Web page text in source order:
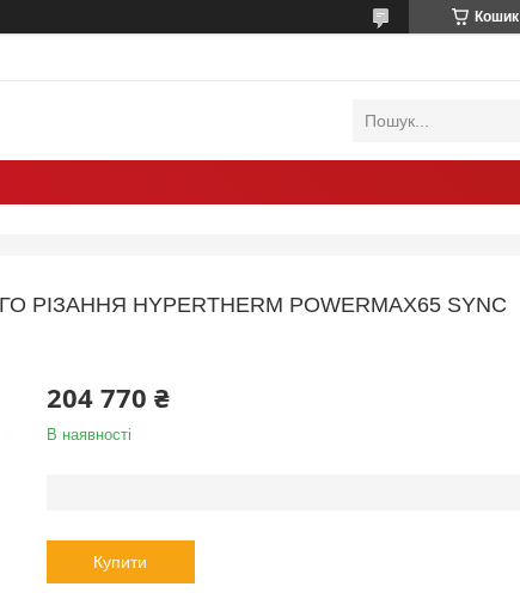
Кошик
HYPERTHERM POWERMAX65 SYNC
204 770 ₴
В наявності
Купити